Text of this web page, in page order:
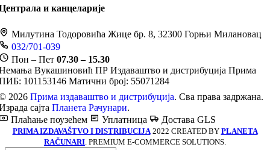
и канцеларије
Милутина Тодоровића Жице бр. 8, 32300 Горњи Милановац
032/701-039
Пон – Пет 07.30 – 15.30
Вукашиновић ПР Издаваштво и дистрибуција Прима
101153146 Матични број: 55071284
2026 Прима издаваштво и дистрибуција. Сва права задржана.
сајта Планета Рачунари.
Плаћање поузећем
Уплатница Достава GLS
PRIMA IZDAVAŠTVO I DISTRIBUCIJA 2022 CREATED BY PLANETA
RAČUNARI . PREMIUM E-COMMERCE SOLUTIONS.